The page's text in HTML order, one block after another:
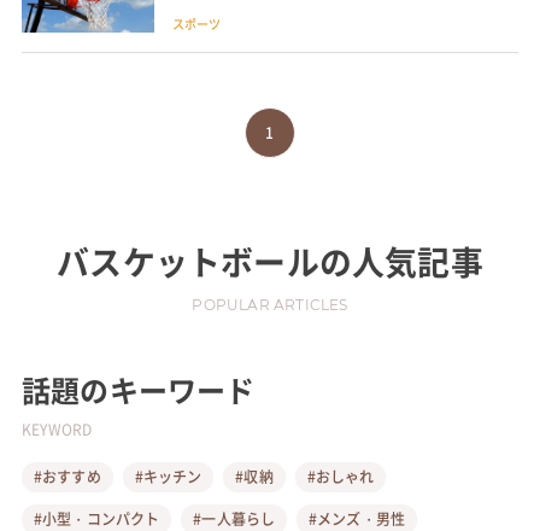
スポーツ
1
バスケットボールの人気記事
POPULAR ARTICLES
話題のキーワード
KEYWORD
#おすすめ #キッチン #収納
#おしゃれ
#小型・コンパクト
#一人暮らし
#メンズ・男性